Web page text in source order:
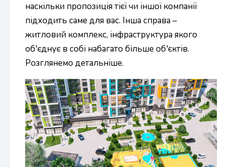
наскільки пропозиція тієї чи іншої компанії
підходить саме для вас. Інша справа –
житловий комплекс, інфраструктура якого
об'єднує в собі набагато більше об'єктів.
Розглянемо детальніше.